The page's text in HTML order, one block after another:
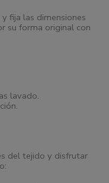
fija las dimensiones
su forma original con
lavado.
del tejido y disfrutar